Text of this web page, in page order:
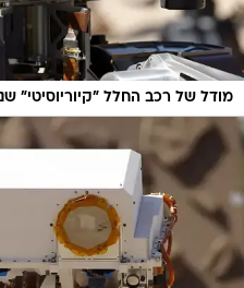
מודל של רכב החלל "קיוריוסיטי"